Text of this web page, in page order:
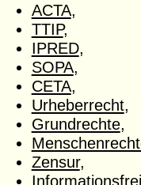
ACTA,
TTIP,
IPRED,
SOPA,
CETA,
Urheberrecht,
Grundrechte,
Zensur,